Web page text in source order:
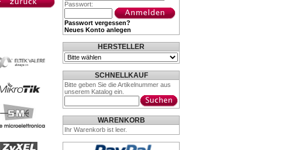
Passwort:
Passwort vergessen?
Neues Konto anlegen
HERSTELLER
SCHNELLKAUF
Bitte geben Sie die Artikelnummer aus
unserem Katalog ein.
WARENKORB
Ihr Warenkorb ist leer.